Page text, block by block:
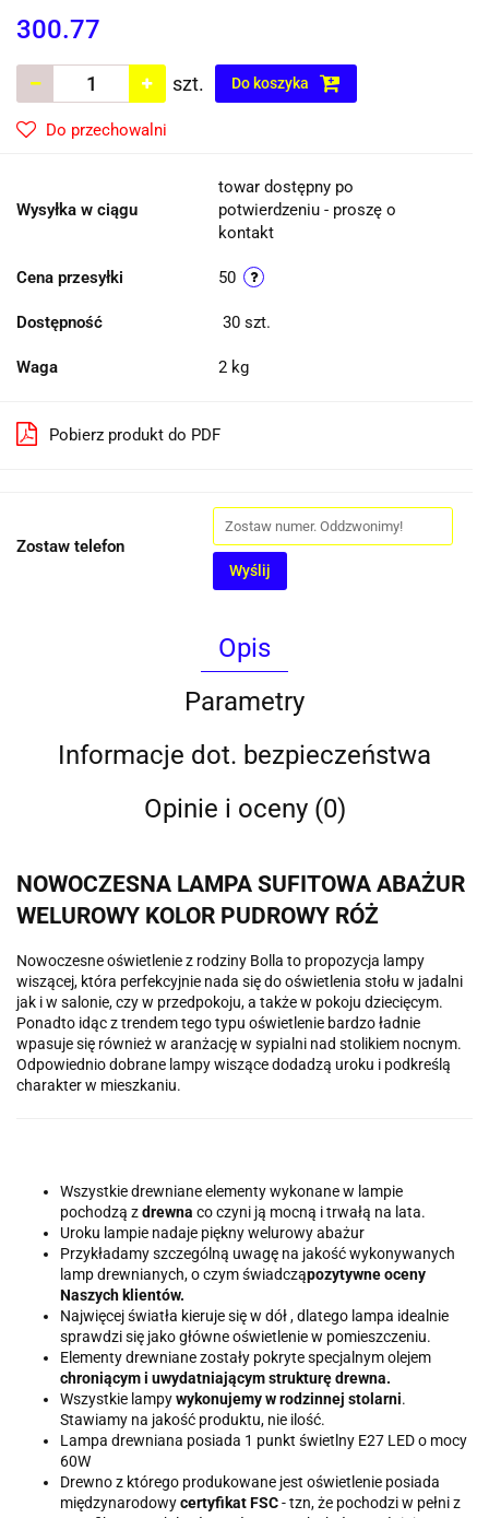
300.77
szt. Do koszyka
Do przechowalni
Wysyłka w ciągu
towar dostępny po
potwierdzeniu - proszę o
kontakt
Cena przesyłki 50
Dostępność 30 szt.
Waga 2 kg
Pobierz produkt do PDF
Zostaw telefon
Wyślij
Opis
Parametry
Informacje dot. bezpieczeństwa
Opinie i oceny (0)
NOWOCZESNA LAMPA SUFITOWA ABAŻUR
WELUROWY KOLOR PUDROWY RÓŻ
Nowoczesne oświetlenie z rodziny Bolla to propozycja lampy
wiszącej, która perfekcyjnie nada się do oświetlenia stołu w jadalni
jak i w salonie, czy w przedpokoju, a także w pokoju dziecięcym.
Ponadto idąc z trendem tego typu oświetlenie bardzo ładnie
wpasuje się również w aranżację w sypialni nad stolikiem nocnym.
Odpowiednio dobrane lampy wiszące dodadzą uroku i podkreślą
charakter w mieszkaniu.
Wszystkie drewniane elementy wykonane w lampie
pochodzą zdrewna co czyni ją mocną i trwałą na lata.
Uroku lampie nadaje piękny welurowy abażur
Przykładamy szczególną uwagę na jakość wykonywanych
lamp drewnianych, o czym świadcząpozytywne oceny
Naszych klientów.
Najwięcej światła kieruje się w dół , dlatego lampa idealnie
sprawdzi się jako główne oświetlenie w pomieszczeniu.
Elementy drewniane zostały pokryte specjalnym olejem
chroniącym i uwydatniającym strukturę drewna.
Wszystkie lampywykonujemy w rodzinnej stolarni.
Stawiamy na jakość produktu, nie ilość.
Lampa drewniana posiada 1 punkt świetlny E27 LED o mocy
60W
Drewno z którego produkowane jest oświetlenie posiada
międzynarodowycertyfikat FSC- tzn, że pochodzi w pełni z